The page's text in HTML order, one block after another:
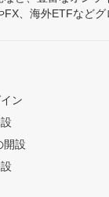
、海外ETFなどグ
ン
開設